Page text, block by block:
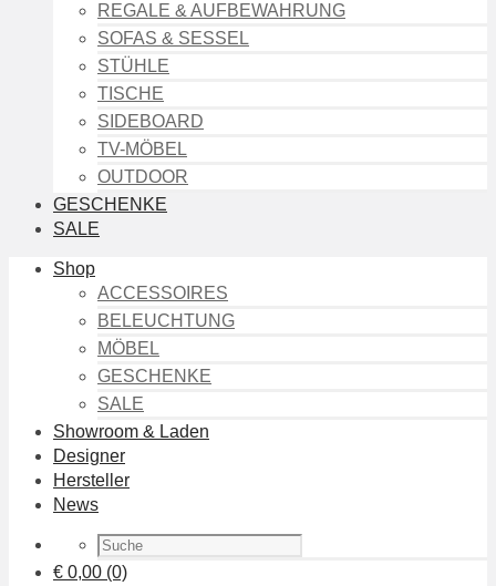
REGALE & AUFBEWAHRUNG
SOFAS & SESSEL
STÜHLE
TISCHE
SIDEBOARD
TV-MÖBEL
OUTDOOR
GESCHENKE
SALE
Shop
ACCESSOIRES
BELEUCHTUNG
MÖBEL
GESCHENKE
SALE
Showroom & Laden
Designer
Hersteller
News
€ 0,00 (0)